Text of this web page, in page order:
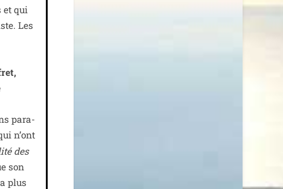
et qui
Les
para­
n’ont
des
son
plus